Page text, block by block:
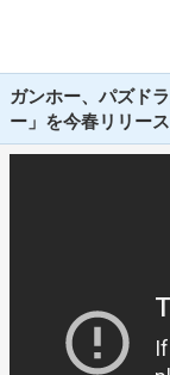
ガンホー、パズド
ー」を今春リリース